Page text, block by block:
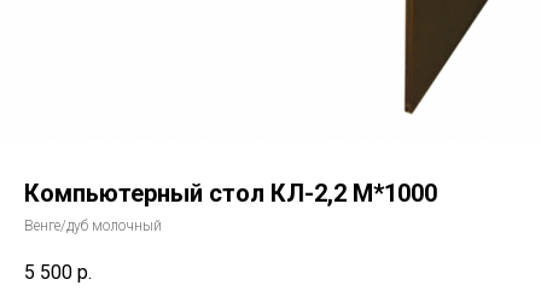
Компьютерный стол КЛ-2,2 М*1000
Венге/дуб молочный
5 500 р.